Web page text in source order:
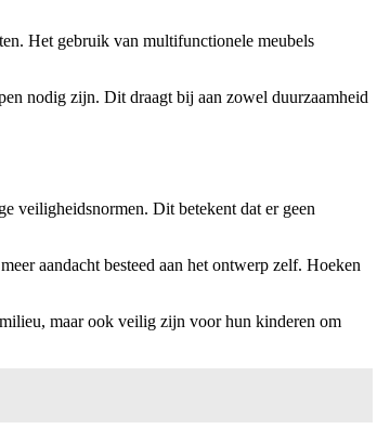
Het gebruik van multifunctionele meubels
nodig zijn. Dit draagt bij aan zowel duurzaamheid
veiligheidsnormen. Dit betekent dat er geen
aandacht besteed aan het ontwerp zelf. Hoeken
maar ook veilig zijn voor hun kinderen om